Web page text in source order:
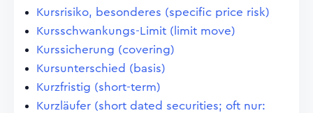
Kursrisiko, besonderes (specific price risk)
Kursschwankungs-Limit (limit move)
Kurssicherung (covering)
Kursunterschied (basis)
Kurzfristig (short-term)
Kurzläufer (short dated securities; oft nur: